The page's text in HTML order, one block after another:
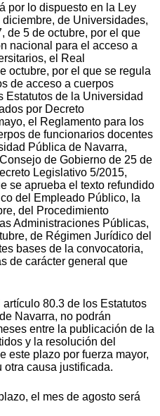
por lo dispuesto en la Ley
de Universidades,
de 5 de octubre, por el que
nacional para el acceso a
el Real
octubre, por el que se regula
de acceso a cuerpos
Estatutos de la Universidad
por Decreto
el Reglamento para los
de funcionarios docentes
Pública de Navarra,
de Gobierno de 25 de
Legislativo 5/2015,
se aprueba el texto refundido
del Empleado Público, la
del Procedimiento
Administraciones Públicas,
de Régimen Jurídico del
bases de la convocatoria,
de carácter general que
80.3 de los Estatutos
Navarra, no podrán
entre la publicación de la
y la resolución del
este plazo por fuerza mayor,
causa justificada.
el mes de agosto será